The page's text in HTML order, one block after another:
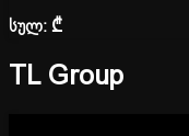
სულ:₾
TL Group